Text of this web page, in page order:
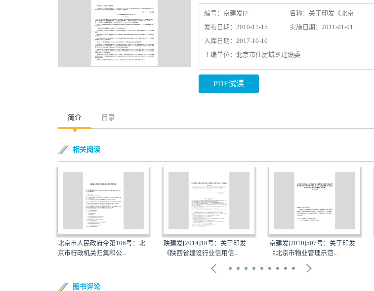
编号： 京建发[2... 名称： 关于印发《北京...
发布日期：2010-11-15
实施日期：2011-01-01
入库日期：2017-10-10
主编单位：北京市住房城乡建设委
PDF试读
简介 目录
相关阅读
北京市人民政府令第106号：北
京市行政机关归集和公...
陕建发[2014]18号：关于印发
《陕西省建设行业信用信...
京建发[2010]507号：关于印发
《北京市物业管理示范...
图书评论